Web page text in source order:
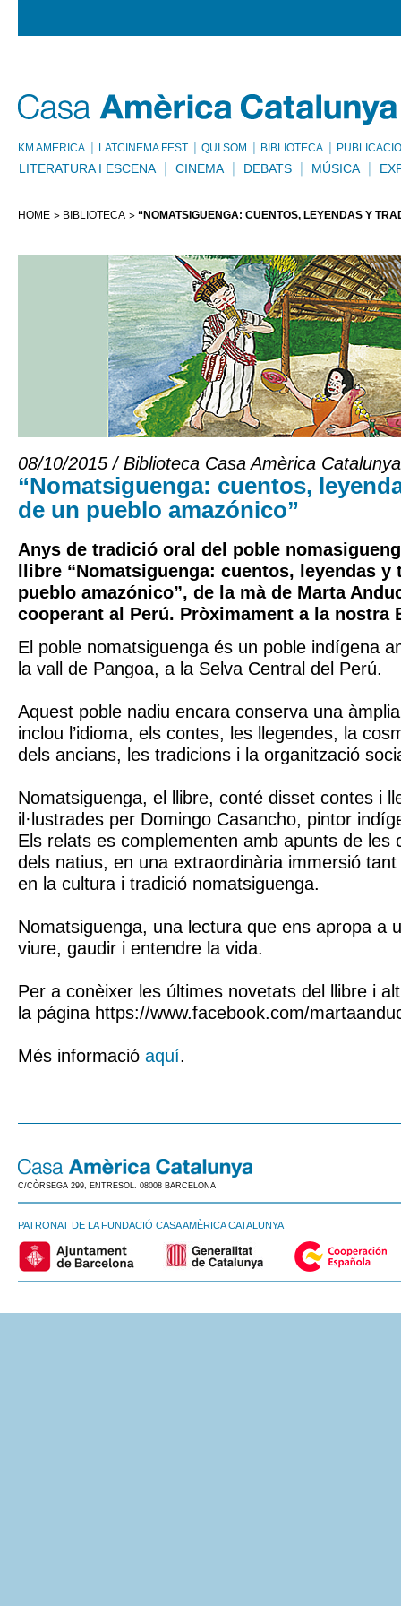
KM AMÈRICA LATCINEMA FEST QUI SOM BIBLIOTECA
LITERATURA I ESCENA CINEMA DEBATS MÚSICA
HOME BIBLIOTECA “NOMATSIGUENGA: CUENTOS, LEYENDAS Y
08/10/2015 / Biblioteca Casa Amèrica Catalunya
“Nomatsiguenga: cuentos,
de un pueblo amazónico”
Anys de tradició oral del poble
llibre “Nomatsiguenga: cuentos, leyendas
pueblo amazónico”, de la mà de Marta
cooperant al Perú. Pròximament a la nostra
El poble nomatsiguenga és un poble indígena
la vall de Pangoa, a la Selva Central del Perú.
Aquest poble nadiu encara conserva una
inclou l’idioma, els contes, les llegendes, la
dels ancians, les tradicions i la organització
Nomatsiguenga, el llibre, conté disset contes i
il·lustrades per Domingo Casancho, pintor
Els relats es complementen amb apunts de les
dels natius, en una extraordinària immersió tant
en la cultura i tradició nomatsiguenga.
Nomatsiguenga, una lectura que ens apropa a
viure, gaudir i entendre la vida.
Per a conèixer les últimes novetats del llibre i
la página https://www.facebook.com/
Més informació aquí.
C/CÒRSEGA 299, ENTRESOL. 08008 BARCELONA
PATRONAT DE LA FUNDACIÓ CASA AMÈRICA CATALUNYA